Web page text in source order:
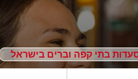
בתי קפה וברים בישראל